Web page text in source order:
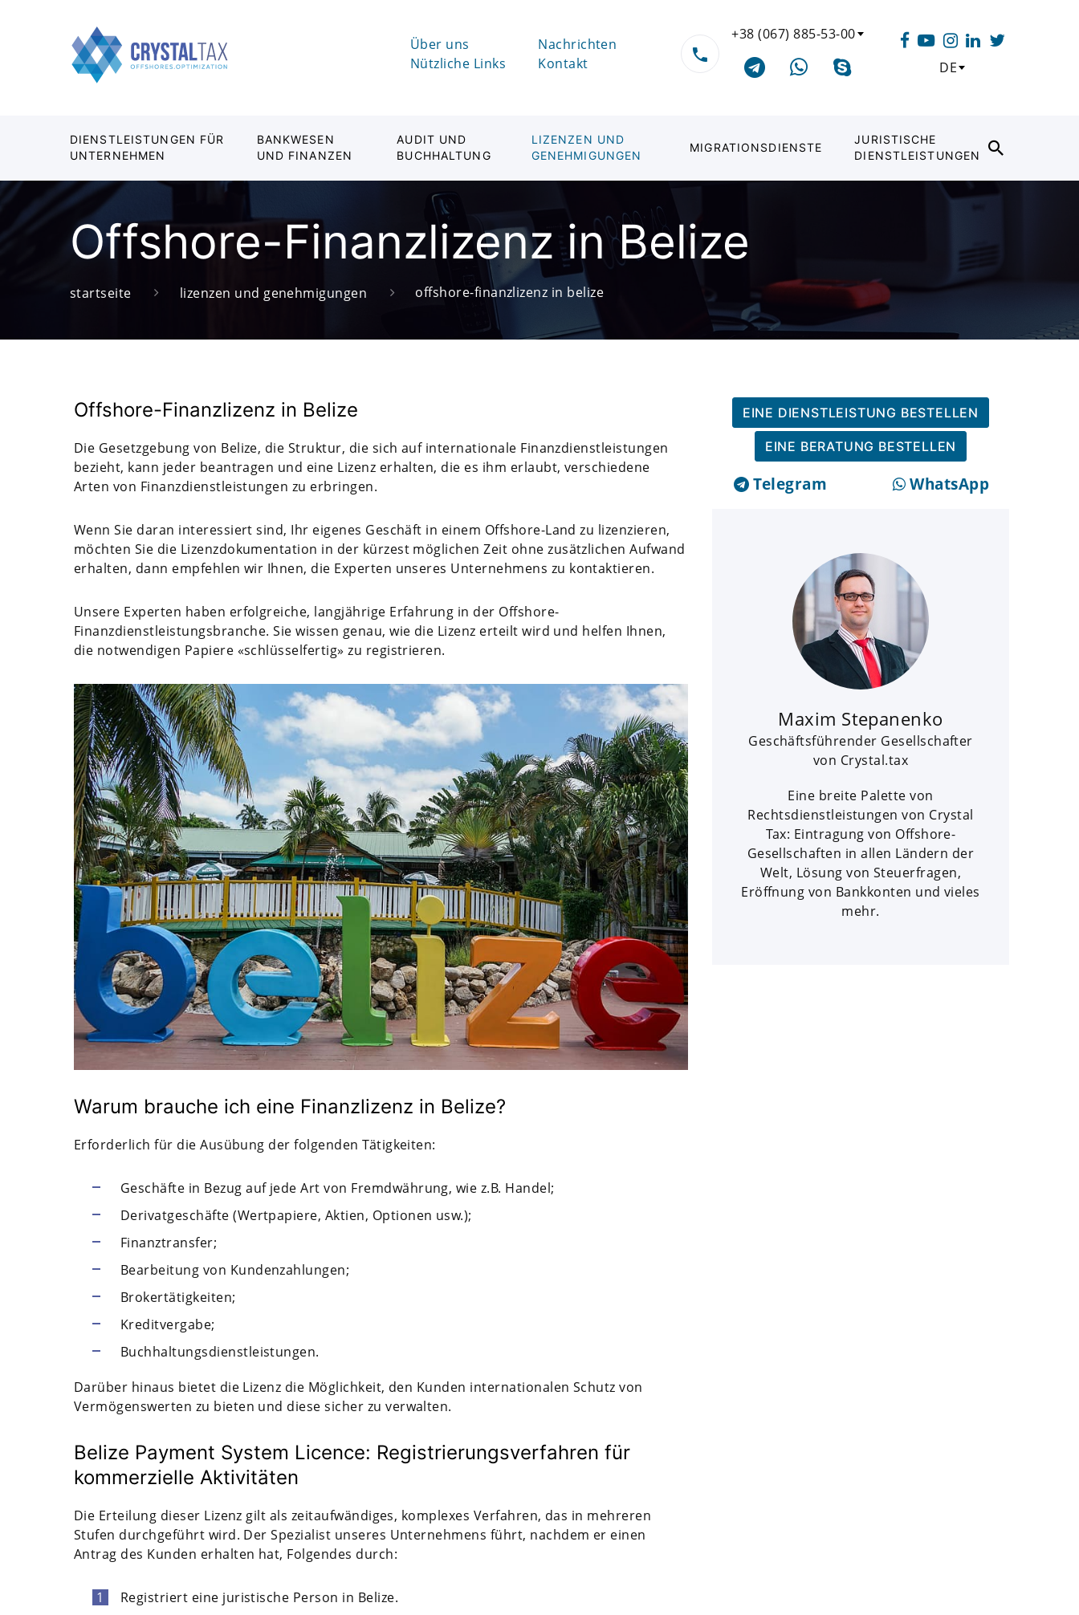
Über uns
Nützliche Links
Nachrichten
Kontakt
+38 (067) 885-53-00
DE
DIENSTLEISTUNGEN FÜR
UNTERNEHMEN
BANKWESEN
UND FINANZEN
AUDIT UND
BUCHHALTUNG
LIZENZEN UND
GENEHMIGUNGEN
MIGRATIONSDIENSTE
JURISTISCHE
DIENSTLEISTUNGEN
Offshore-Finanzlizenz in Belize
startseite lizenzen und genehmigungen offshore-finanzlizenz in belize
Offshore-Finanzlizenz in Belize
Die Gesetzgebung von Belize, die Struktur, die sich auf internationale Finanzdienstleistungen
bezieht, kann jeder beantragen und eine Lizenz erhalten, die es ihm erlaubt, verschiedene
Arten von Finanzdienstleistungen zu erbringen.
Wenn Sie daran interessiert sind, Ihr eigenes Geschäft in einem Offshore-Land zu lizenzieren,
möchten Sie die Lizenzdokumentation in der kürzest möglichen Zeit ohne zusätzlichen Aufwand
erhalten, dann empfehlen wir Ihnen, die Experten unseres Unternehmens zu kontaktieren.
Unsere Experten haben erfolgreiche, langjährige Erfahrung in der Offshore-
Finanzdienstleistungsbranche. Sie wissen genau, wie die Lizenz erteilt wird und helfen Ihnen,
die notwendigen Papiere «schlüsselfertig» zu registrieren.
Warum brauche ich eine Finanzlizenz in Belize?
Erforderlich für die Ausübung der folgenden Tätigkeiten:
Geschäfte in Bezug auf jede Art von Fremdwährung, wie z.B. Handel;
Derivatgeschäfte (Wertpapiere, Aktien, Optionen usw.);
Finanztransfer;
Bearbeitung von Kundenzahlungen;
Brokertätigkeiten;
Kreditvergabe;
Buchhaltungsdienstleistungen.
Darüber hinaus bietet die Lizenz die Möglichkeit, den Kunden internationalen Schutz von
Vermögenswerten zu bieten und diese sicher zu verwalten.
Belize Payment System Licence: Registrierungsverfahren für
kommerzielle Aktivitäten
Die Erteilung dieser Lizenz gilt als zeitaufwändiges, komplexes Verfahren, das in mehreren
Stufen durchgeführt wird. Der Spezialist unseres Unternehmens führt, nachdem er einen
Antrag des Kunden erhalten hat, Folgendes durch:
Registriert eine juristische Person in Belize.
EINE DIENSTLEISTUNG BESTELLEN
EINE BERATUNG BESTELLEN
Telegram WhatsApp
Maxim Stepanenko
Geschäftsführender Gesellschafter
von Crystal.tax
Eine breite Palette von
Rechtsdienstleistungen von Crystal
Tax: Eintragung von Offshore-
Gesellschaften in allen Ländern der
Welt, Lösung von Steuerfragen,
Eröffnung von Bankkonten und vieles
mehr.